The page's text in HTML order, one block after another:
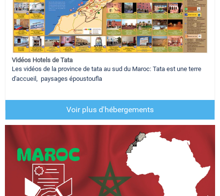
Vidéos Hotels de Tata
Les vidéos de la province de tata au sud du Maroc: Tata est une terre
d'accueil, paysages époustoufla
Voir plus d'hébergements